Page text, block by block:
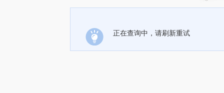
正在查询中，请刷新重试